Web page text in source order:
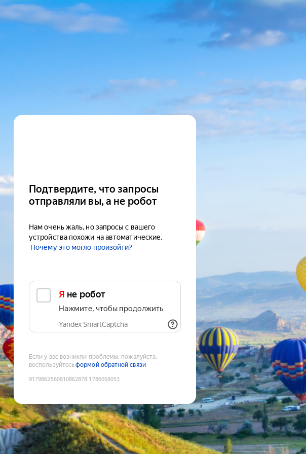
Подтвердите, что запросы
отправляли вы, а не робот
Нам очень жаль, но запросы с вашего
устройства похожи на автоматические.
Почему это могло произойти?
Я не робот
Нажмите, чтобы продолжить
Yandex SmartCaptcha
Если у вас возникли проблемы, пожалуйста,
воспользуйтесьформой обратной связи
9179862560810862878:1786058053